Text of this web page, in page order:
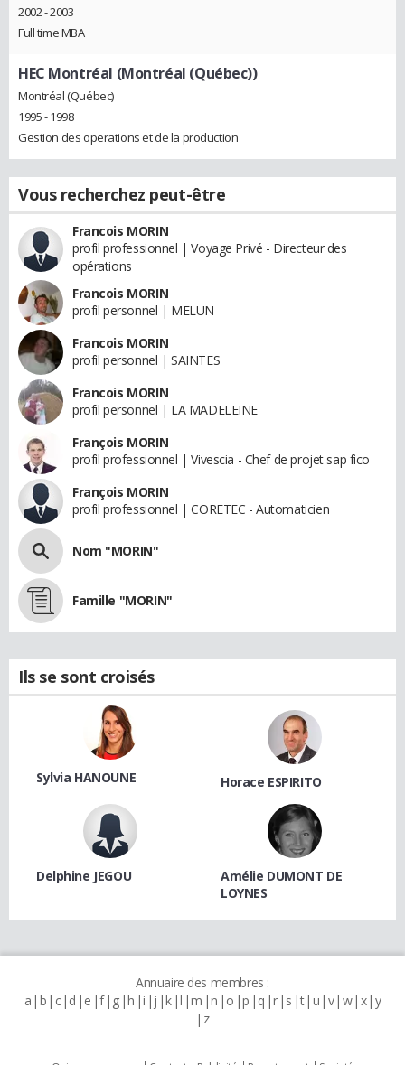
2002 - 2003
Full time MBA
HEC Montréal (Montréal (Québec))
Montréal (Québec)
1995 - 1998
Gestion des operations et de la production
Vous recherchez peut-être
Francois MORIN
profil professionnel | Voyage Privé - Directeur des
opérations
Francois MORIN
profil personnel | MELUN
Francois MORIN
profil personnel | SAINTES
Francois MORIN
profil personnel | LA MADELEINE
François MORIN
profil professionnel | Vivescia - Chef de projet sap fico
François MORIN
profil professionnel | CORETEC - Automaticien
Nom "MORIN"
Famille "MORIN"
Ils se sont croisés
Sylvia HANOUNE Horace ESPIRITO
Delphine JEGOU
Amélie DUMONT DE
LOYNES
Annuaire des membres :
a b c d e f g h i j k l m n o p q r s t u v w x y
z